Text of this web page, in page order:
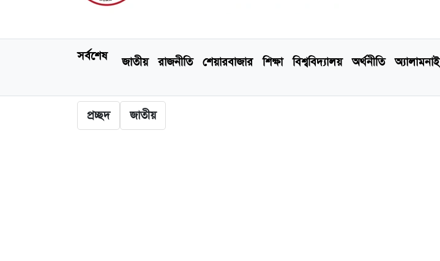
সর্বশেষ জাতীয় রাজনীতি শেয়ারবাজার শিক্ষা বিশ্ববিদ্যালয় অর্থনীতি অ্যালামনাই
প্রচ্ছদ জাতীয়